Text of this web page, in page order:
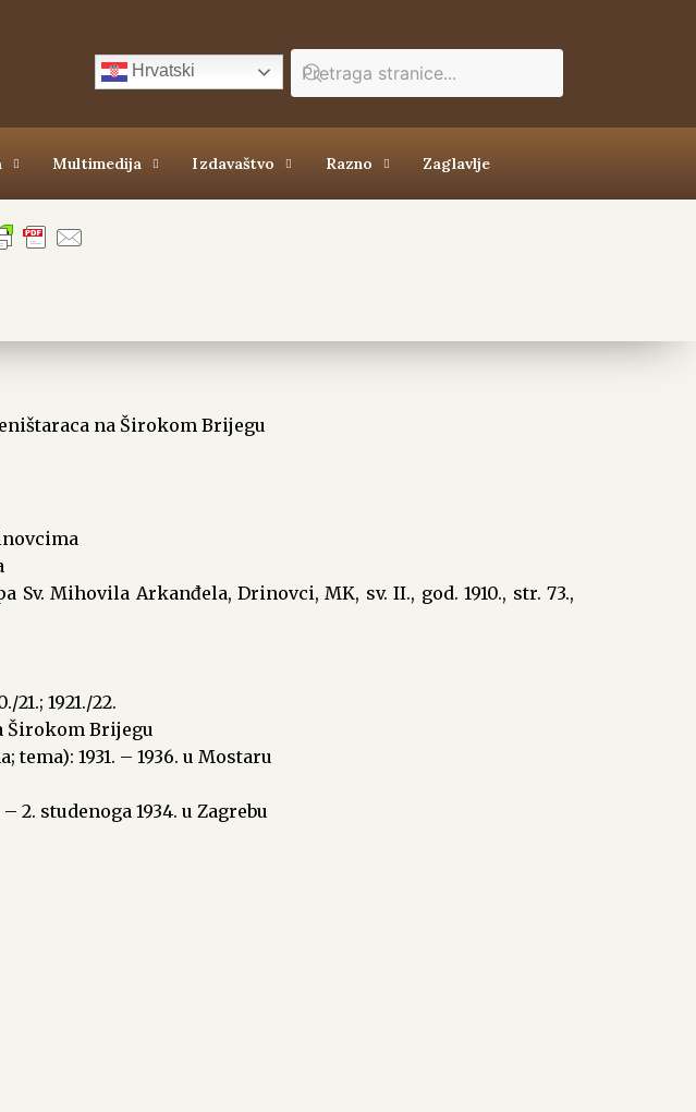
Hrvatski
Multimedija Izdavaštvo Razno Zaglavlje
na Širokom Brijegu
Sv. Mihovila Arkanđela, Drinovci, MK, sv. II., god. 1910., str. 73.,
1921./22.
Širokom Brijegu
1931. – 1936. u Mostaru
2. studenoga 1934. u Zagrebu